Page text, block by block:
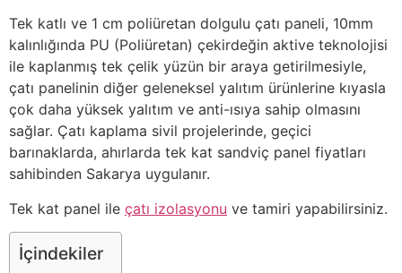
Tek katlı ve 1 cm poliüretan dolgulu çatı paneli, 10mm
kalınlığında PU (Poliüretan) çekirdeğin aktive teknolojisi
ile kaplanmış tek çelik yüzün bir araya getirilmesiyle,
çatı panelinin diğer geleneksel yalıtım ürünlerine kıyasla
çok daha yüksek yalıtım ve anti-ısıya sahip olmasını
sağlar. Çatı kaplama sivil projelerinde, geçici
barınaklarda, ahırlarda tek kat sandviç panel fiyatları
sahibinden Sakarya uygulanır.
Tek kat panel ile çatı izolasyonu ve tamiri yapabilirsiniz.
İçindekiler